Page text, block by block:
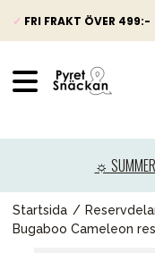
✓ FRI FRAKT ÖVER 499:-
☼
Startsida
Bugaboo Cameleon